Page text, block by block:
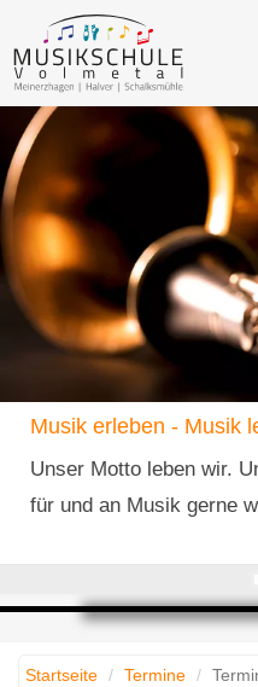
Musik erleben - Musik
Unser Motto leben wir.
für und an Musik gerne
Startseite Termine